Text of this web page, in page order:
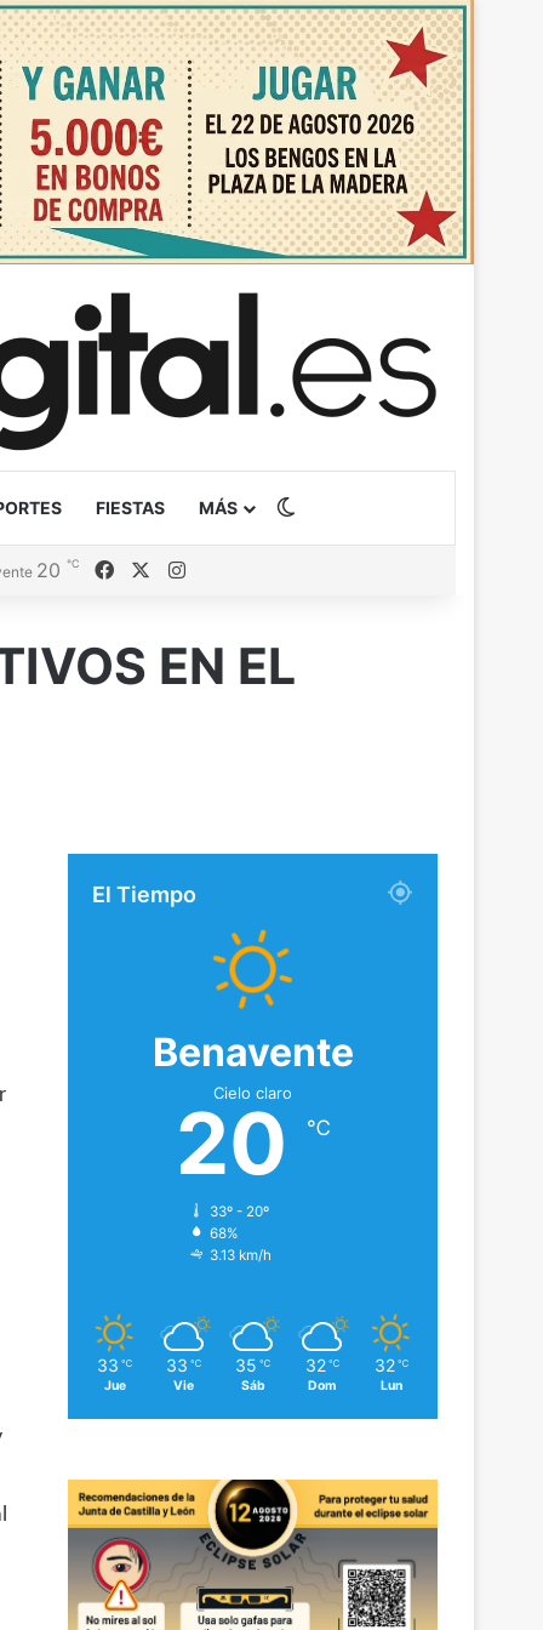
FIESTAS MÁS
20 ℃ Facebook
EN EL
El Tiempo
Benavente
Cielo claro
20 ℃
33º - 20º
68%
3.13 km/h
33 ℃
Jue
33 ℃
Vie
35 ℃
Sáb
32 ℃
Dom
32 ℃
Lun